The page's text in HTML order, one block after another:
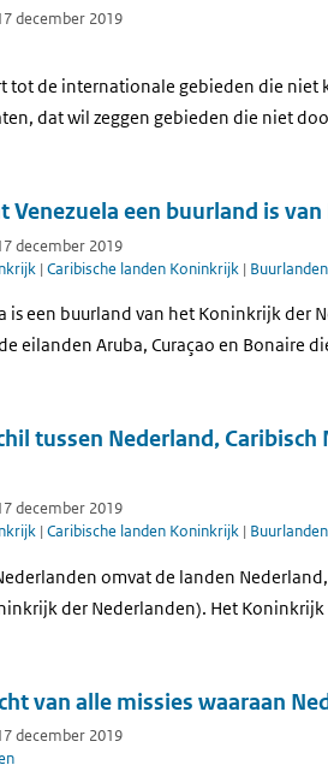
december 2019
tot de internationale gebieden die
dat wil zeggen gebieden die niet
Venezuela een buurland is
december 2019
| Caribische landen Koninkrijk |
is een buurland van het Koninkrijk der
eilanden Aruba, Curaçao en Bonaire
tussen Nederland,
december 2019
| Caribische landen Koninkrijk |
omvat de landen
der Nederlanden). Het
van alle missies waaraan
december 2019